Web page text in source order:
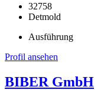
32758
Detmold
Ausführung
Profil ansehen
BIBER GmbH